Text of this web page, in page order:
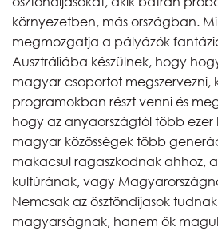
környezetben, más országban.
megmozgatja a pályázók
Ausztráliába készülnek, hogy
magyar csoportot megszervezni,
programokban részt venni és
hogy az anyaországtól több ezer
magyar közösségek több
makacsul ragaszkodnak ahhoz,
kultúrának, vagy
Nemcsak az ösztöndíjasok
magyarságnak, hanem ők